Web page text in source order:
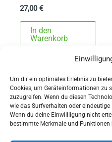
Um dir ein optimales Erlebnis zu
Cookies, um Geräteinformationen zu
zuzugreifen. Wenn du diesen
wie das Surfverhalten oder
Wenn du deine Einwillligung nicht
bestimmte Merkmale und Funktionen
27,00€
In den
Warenkorb